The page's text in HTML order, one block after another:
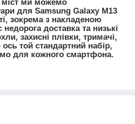
міст ми можемо
для Samsung Galaxy M13
зокрема з накладеною
доставка та низькі
захисні плівки, тримачі,
той стандартний набір,
для кожного смартфона.